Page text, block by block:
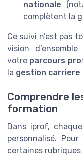
nationale
complètent la
Ce suivi n’est pas
vision
votre parcours
la gestion carriere
Comprendre
formation
Dans iprof, chaque
personnalisé. Pour
certaines